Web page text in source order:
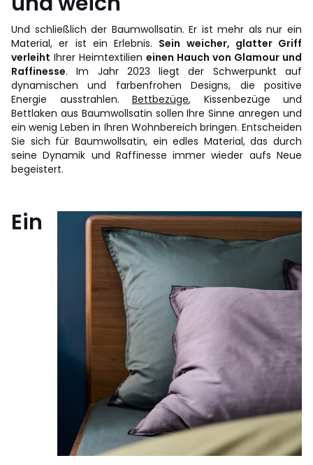
Und schließlich der Baumwollsatin. Er ist mehr als nur ein
Material, er ist ein Erlebnis. Sein weicher, glatter Griff
verleiht Ihrer Heimtextilien einen Hauch von Glamour und
Raffinesse. Im Jahr 2023 liegt der Schwerpunkt auf
dynamischen und farbenfrohen Designs, die positive
Energie ausstrahlen. Bettbezüge, Kissenbezüge und
Bettlaken aus Baumwollsatin sollen Ihre Sinne anregen und
ein wenig Leben in Ihren Wohnbereich bringen. Entscheiden
Sie sich für Baumwollsatin, ein edles Material, das durch
seine Dynamik und Raffinesse immer wieder aufs Neue
begeistert.
Ein